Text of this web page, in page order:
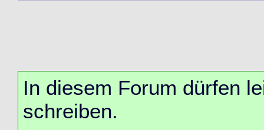
In diesem Forum dürfen
schreiben.